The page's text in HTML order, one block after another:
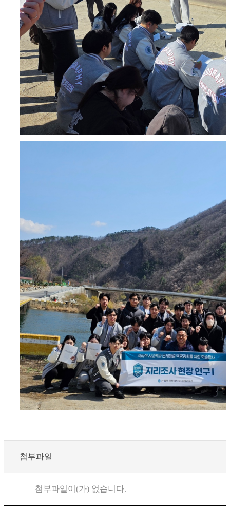
첨부파일
첨부파일이(가) 없습니다.